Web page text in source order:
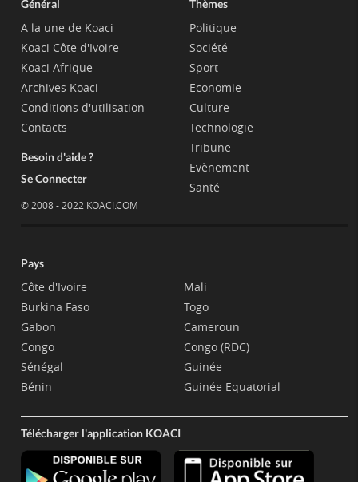
Général
A la une de Koaci
Koaci Côte d'Ivoire
Koaci Afrique
Archives Koaci
Conditions d'utilisation
Contacts
Besoin d'aide ?
Se Connecter
© 2008 - 2022 KOACI.COM
Thèmes
Politique
Société
Sport
Economie
Culture
Technologie
Tribune
Evènement
Santé
Pays
Côte d'Ivoire
Burkina Faso
Gabon
Congo
Sénégal
Bénin
Mali
Togo
Cameroun
Congo (RDC)
Guinée
Guinée Equatorial
Télécharger l'application KOACI